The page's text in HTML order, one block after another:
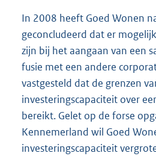
In 2008 heeft Goed Wonen
geconcludeerd dat er
zijn bij het aangaan van een
fusie met een andere
vastgesteld dat de grenzen
investeringscapaciteit over
bereikt. Gelet op de forse
Kennemerland wil Goed
investeringscapaciteit